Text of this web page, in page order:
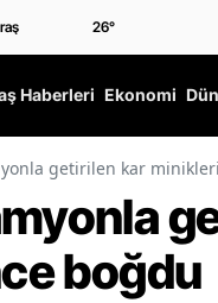
26°
Haberleri Ekonomi
getirilen kar
boğdu